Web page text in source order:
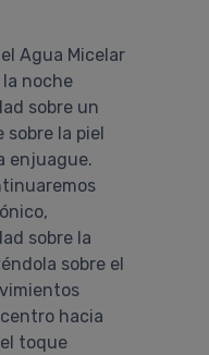
Agua Micelar
noche
sobre un
sobre la piel
enjuague.
sobre la
sobre el
hacia
toque